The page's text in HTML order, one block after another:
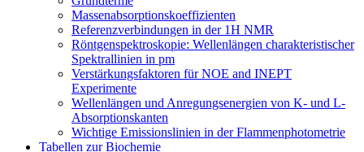
Massenabsorptionskoeffizienten
Referenzverbindungen in der 1H NMR
Röntgenspektroskopie: Wellenlängen charakteristischer
Spektrallinien in pm
Verstärkungsfaktoren für NOE and INEPT
Experimente
Wellenlängen und Anregungsenergien von K- und L-
Absorptionskanten
Wichtige Emissionslinien in der Flammenphotometrie
Tabellen zur Biochemie